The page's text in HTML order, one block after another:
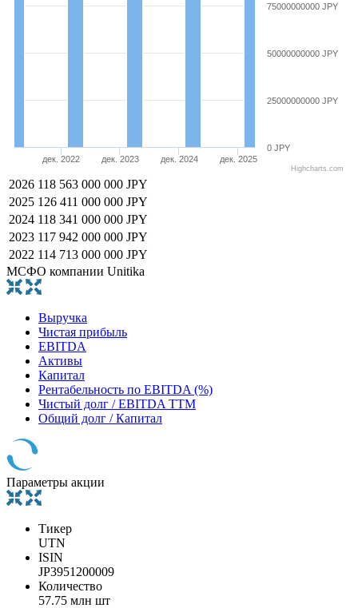
дек. 2022 дек. 2023 дек. 2024 дек. 2025
0 JPY
25000000000 JPY
50000000000 JPY
75000000000 JPY
Highcharts.com
2026 118 563 000 000 JPY
2025 126 411 000 000 JPY
2024 118 341 000 000 JPY
2023 117 942 000 000 JPY
2022 114 713 000 000 JPY
МСФО компании Unitika
Выручка
Чистая прибыль
EBITDA
Активы
Капитал
Рентабельность по EBITDA (%)
Чистый долг / EBITDA TTM
Общий долг / Капитал
Параметры акции
Тикер
UTN
ISIN
JP3951200009
Количество
57.75 млн шт